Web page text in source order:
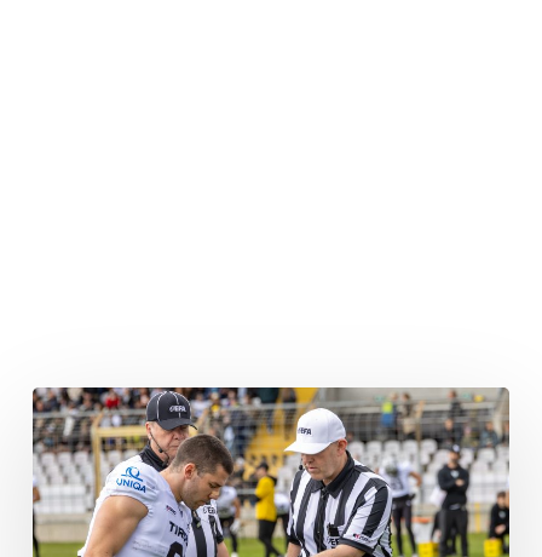
Keine
Überraschungen
in
Week
2